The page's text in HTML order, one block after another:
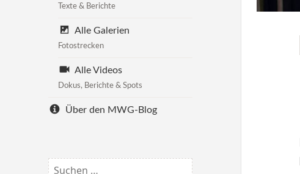
Texte & Berichte
Alle Galerien
Fotostrecken
Alle Videos
Dokus, Berichte & Spots
Über den MWG-Blog
Suchen